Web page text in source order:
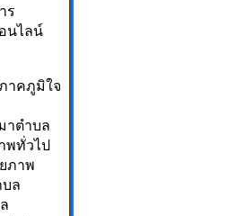
ร
นไลน์
าคภูมิใจ
าตำบล
พทั่วไป
ภาพ
ล